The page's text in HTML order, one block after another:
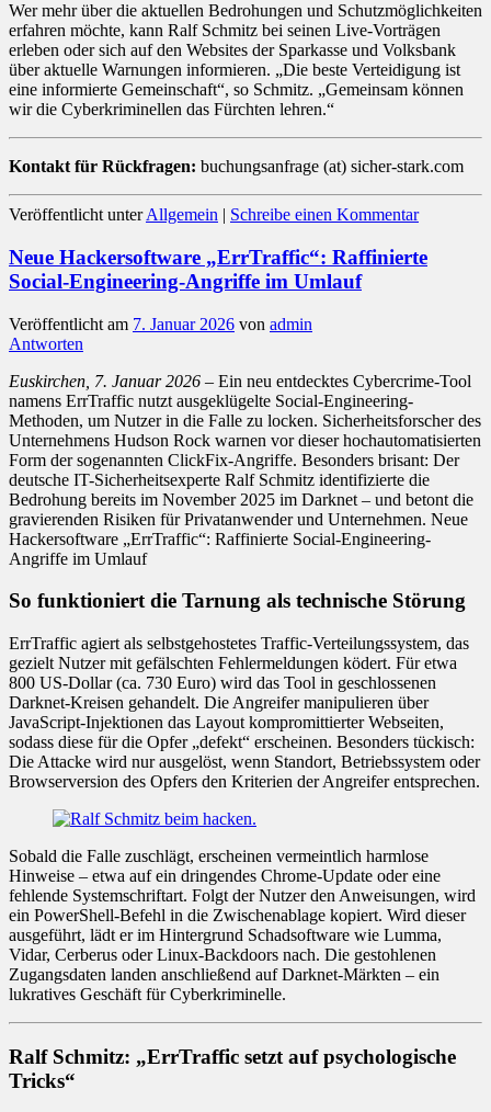
Wer mehr über die aktuellen Bedrohungen und Schutzmöglichkeiten
erfahren möchte, kann Ralf Schmitz bei seinen Live-Vorträgen
erleben oder sich auf den Websites der Sparkasse und Volksbank
über aktuelle Warnungen informieren. „Die beste Verteidigung ist
eine informierte Gemeinschaft“, so Schmitz. „Gemeinsam können
wir die Cyberkriminellen das Fürchten lehren.“
Kontakt für Rückfragen: buchungsanfrage (at) sicher-stark.com
Veröffentlicht unter Allgemein | Schreibe einen Kommentar
Neue Hackersoftware „ErrTraffic“: Raffinierte
Social-Engineering-Angriffe im Umlauf
Veröffentlicht am 7. Januar 2026 von admin
Antworten
Euskirchen, 7. Januar 2026 – Ein neu entdecktes Cybercrime-Tool
namens ErrTraffic nutzt ausgeklügelte Social-Engineering-
Methoden, um Nutzer in die Falle zu locken. Sicherheitsforscher des
Unternehmens Hudson Rock warnen vor dieser hochautomatisierten
Form der sogenannten ClickFix-Angriffe. Besonders brisant: Der
deutsche IT-Sicherheitsexperte Ralf Schmitz identifizierte die
Bedrohung bereits im November 2025 im Darknet – und betont die
gravierenden Risiken für Privatanwender und Unternehmen. Neue
Hackersoftware „ErrTraffic“: Raffinierte Social-Engineering-
Angriffe im Umlauf
So funktioniert die Tarnung als technische Störung
ErrTraffic agiert als selbstgehostetes Traffic-Verteilungssystem, das
gezielt Nutzer mit gefälschten Fehlermeldungen ködert. Für etwa
800 US-Dollar (ca. 730 Euro) wird das Tool in geschlossenen
Darknet-Kreisen gehandelt. Die Angreifer manipulieren über
JavaScript-Injektionen das Layout kompromittierter Webseiten,
sodass diese für die Opfer „defekt“ erscheinen. Besonders tückisch:
Die Attacke wird nur ausgelöst, wenn Standort, Betriebssystem oder
Browserversion des Opfers den Kriterien der Angreifer entsprechen.
Sobald die Falle zuschlägt, erscheinen vermeintlich harmlose
Hinweise – etwa auf ein dringendes Chrome-Update oder eine
fehlende Systemschriftart. Folgt der Nutzer den Anweisungen, wird
ein PowerShell-Befehl in die Zwischenablage kopiert. Wird dieser
ausgeführt, lädt er im Hintergrund Schadsoftware wie Lumma,
Vidar, Cerberus oder Linux-Backdoors nach. Die gestohlenen
Zugangsdaten landen anschließend auf Darknet-Märkten – ein
lukratives Geschäft für Cyberkriminelle.
Ralf Schmitz: „ErrTraffic setzt auf psychologische
Tricks“